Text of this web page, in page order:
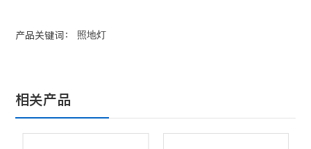
产品关键词： 照地灯
相关产品